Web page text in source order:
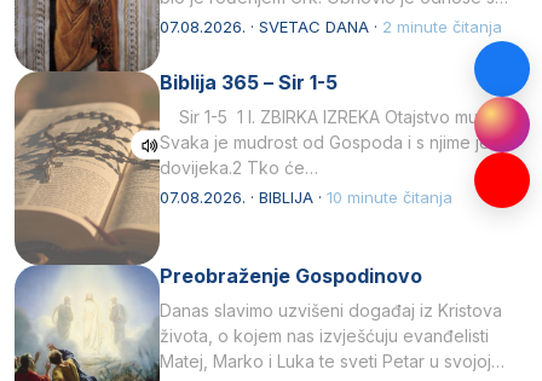
afričkim…
07.08.2026. · SVETAC DANA · 2 minute čitanja
Biblija 365 – Sir 1-5
Sir 1-5 1 I. ZBIRKA IZREKA Otajstvo mudrosti
Svaka je mudrost od Gospoda i s njime je
dovijeka.2 Tko će…
07.08.2026. · BIBLIJA · 10 minute čitanja
Preobraženje Gospodinovo
Danas slavimo uzvišeni događaj iz Kristova
života, o kojem nas izvješćuju evanđelisti
Matej, Marko i Luka te sveti Petar u svojoj